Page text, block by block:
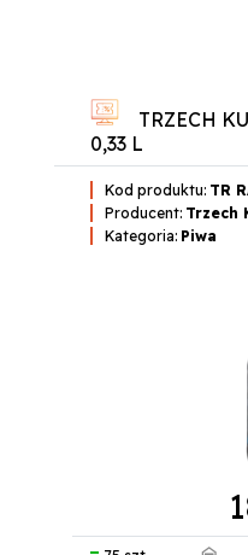
TRZECH
0,33 L
Kod produktu: TR
Producent: Trzech
Kategoria: Piwa